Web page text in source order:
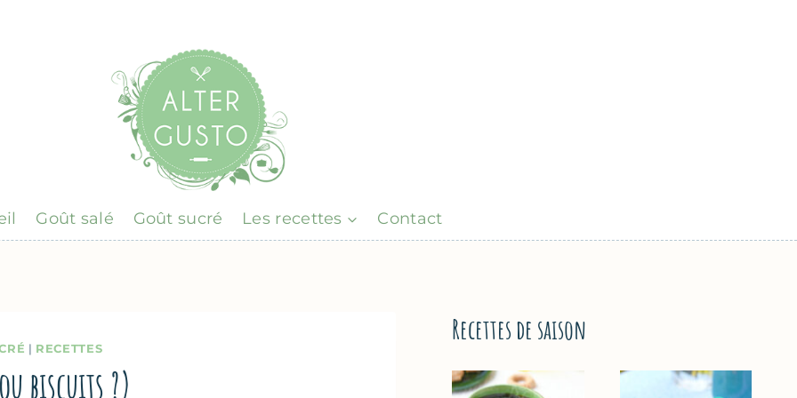
Goût salé Goût sucré Les recettes Contact
| RECETTES
biscuits ?)
Recettes de saison